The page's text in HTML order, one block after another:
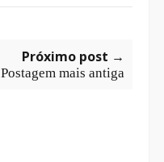
Próximo post →
Postagem mais antiga